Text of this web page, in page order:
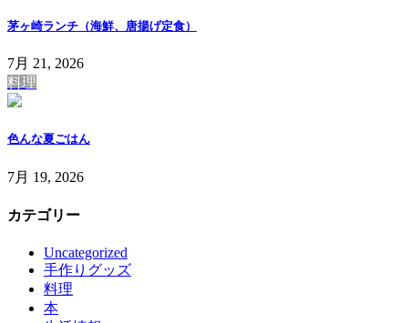
茅ヶ崎ランチ（海鮮、唐揚げ定食）
7月 21, 2026
料理
色んな夏ごはん
7月 19, 2026
カテゴリー
Uncategorized
手作りグッズ
料理
本